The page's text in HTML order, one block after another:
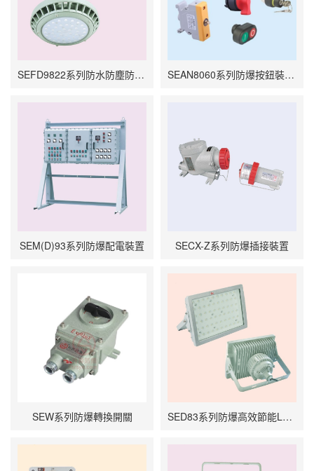
SEFD9822系列防水防塵防腐LED燈 SEAN8060系列防爆按鈕裝置(e)
SEM(D)93系列防爆配電裝置 SECX-Z系列防爆插接裝置
SEW系列防爆轉換開關 SED83系列防爆高效節能LED燈